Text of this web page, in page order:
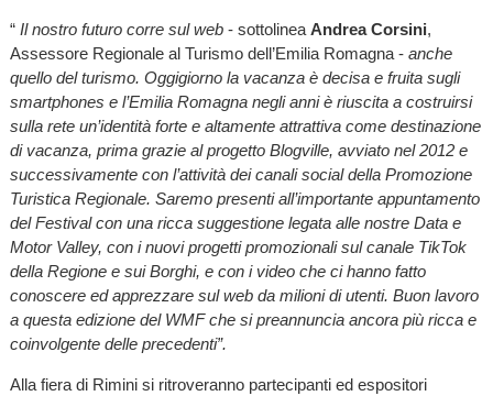
“ Il nostro futuro corre sul web- sottolineaAndrea Corsini,
Assessore Regionale al Turismo dell’Emilia Romagna - anche
quello del turismo. Oggigiorno la vacanza è decisa e fruita sugli
smartphones e l’Emilia Romagna negli anni è riuscita a costruirsi
sulla rete un’identità forte e altamente attrattiva come destinazione
di vacanza, prima grazie al progetto Blogville, avviato nel 2012 e
successivamente con l’attività dei canali social della Promozione
Turistica Regionale. Saremo presenti all’importante appuntamento
del Festival con una ricca suggestione legata alle nostre Data e
Motor Valley, con i nuovi progetti promozionali sul canale TikTok
della Regione e sui Borghi, e con i video che ci hanno fatto
conoscere ed apprezzare sul web da milioni di utenti. Buon lavoro
a questa edizione del WMF che si preannuncia ancora più ricca e
coinvolgente delle precedenti”.
Alla fiera di Rimini si ritroveranno partecipanti ed espositori